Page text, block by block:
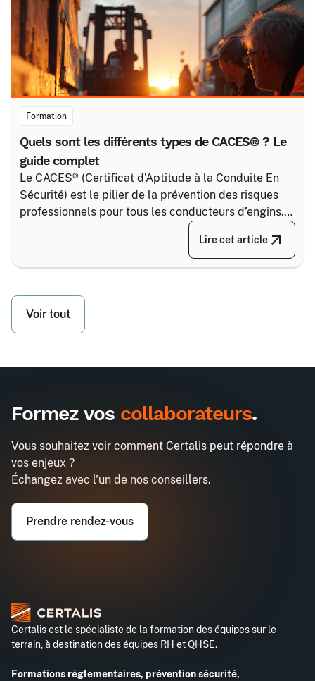
Formation
Quels sont les différents types de CACES® ? Le
guide complet
Le CACES® (Certificat d’Aptitude à la Conduite En
Sécurité) est le pilier de la prévention des risques
professionnels pour tous les conducteurs d’engins.
Depuis la réforme de 2020, il s’articule autour de 8
grandes familles d’équipements, divisées selon
Lire cet article
Voir tout
Formez vos collaborateurs.
Vous souhaitez voir comment Certalis peut répondre à
vos enjeux ?
Échangez avec l'un de nos conseillers.
Prendre rendez-vous
Certalis est le spécialiste de la formation des équipes sur le
terrain, à destination des équipes RH et QHSE.
Formations réglementaires, prévention sécurité,